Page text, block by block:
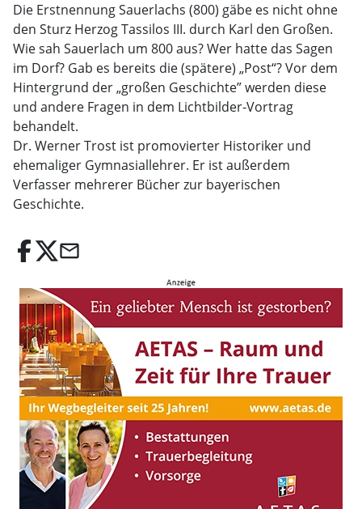
Die Erstnennung Sauerlachs (800) gäbe es nicht ohne
den Sturz Herzog Tassilos III. durch Karl den Großen.
Wie sah Sauerlach um 800 aus? Wer hatte das Sagen
im Dorf? Gab es bereits die (spätere) „Post“? Vor dem
Hintergrund der „großen Geschichte” werden diese
und andere Fragen in dem Lichtbilder-Vortrag
behandelt.
Dr. Werner Trost ist promovierter Historiker und
ehemaliger Gymnasiallehrer. Er ist außerdem
Verfasser mehrerer Bücher zur bayerischen
Geschichte.
email